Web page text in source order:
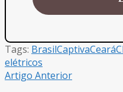
Tags: BrasilCaptivaCeará
elétricos
Artigo Anterior